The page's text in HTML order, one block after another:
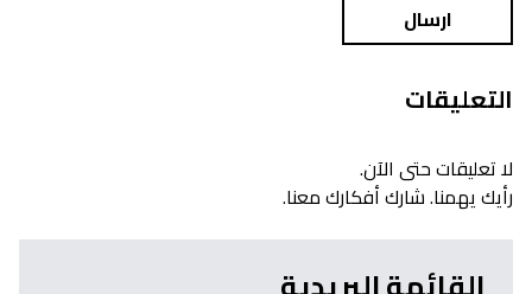
ارسال
التعليقات
لا تعليقات حتى الآن.
رأيك يهمنا. شارك أفكارك معنا.